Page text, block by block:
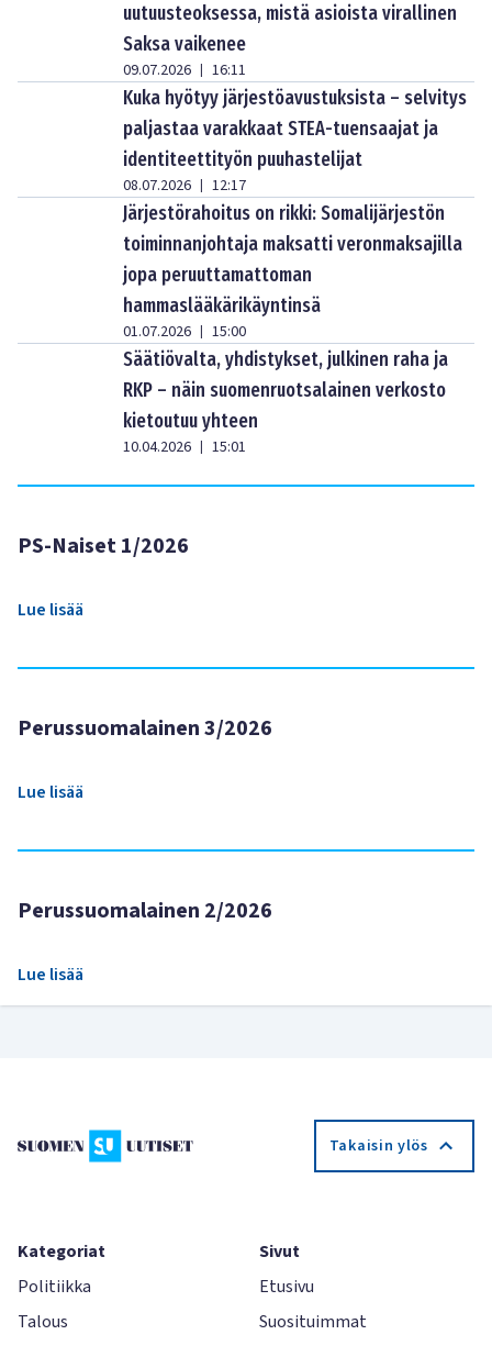
uutuusteoksessa, mistä asioista virallinen
Saksa vaikenee
09.07.2026 | 16:11
Kuka hyötyy järjestöavustuksista – selvitys
paljastaa varakkaat STEA-tuensaajat ja
identiteettityön puuhastelijat
08.07.2026 | 12:17
Järjestörahoitus on rikki: Somalijärjestön
toiminnanjohtaja maksatti veronmaksajilla
jopa peruuttamattoman
hammaslääkärikäyntinsä
01.07.2026 | 15:00
Säätiövalta, yhdistykset, julkinen raha ja
RKP – näin suomenruotsalainen verkosto
kietoutuu yhteen
10.04.2026 | 15:01
PS-Naiset 1/2026
Lue lisää
Perussuomalainen 3/2026
Lue lisää
Perussuomalainen 2/2026
Lue lisää
Takaisin ylös
Kategoriat
Politiikka
Talous
Sivut
Etusivu
Suosituimmat